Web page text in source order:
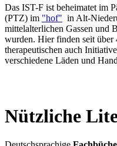
Das IST-F ist beheimatet im
(PTZ) im "hof" in Alt-
mittelalterlichen Gassen und
wurden. Hier finden seit über
therapeutischen auch
verschiedene Läden und
Nützliche